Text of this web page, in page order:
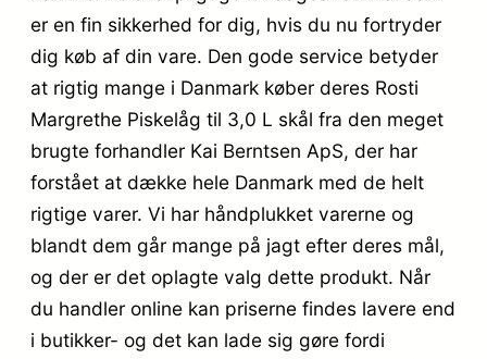
er en fin sikkerhed for dig, hvis du nu fortryder
dig køb af din vare. Den gode service betyder
at rigtig mange i Danmark køber deres Rosti
Margrethe Piskelåg til 3,0 L skål fra den meget
brugte forhandler Kai Berntsen ApS, der har
forstået at dække hele Danmark med de helt
rigtige varer. Vi har håndplukket varerne og
blandt dem går mange på jagt efter deres mål,
og der er det oplagte valg dette produkt. Når
du handler online kan priserne findes lavere end
i butikker- og det kan lade sig gøre fordi